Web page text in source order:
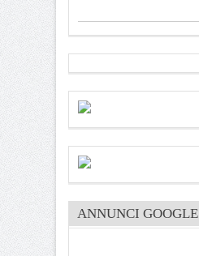
ANNUNCI GOOGLE